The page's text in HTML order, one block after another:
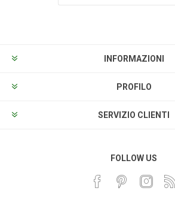
INFORMAZIONI
PROFILO
SERVIZIO CLIENTI
FOLLOW US